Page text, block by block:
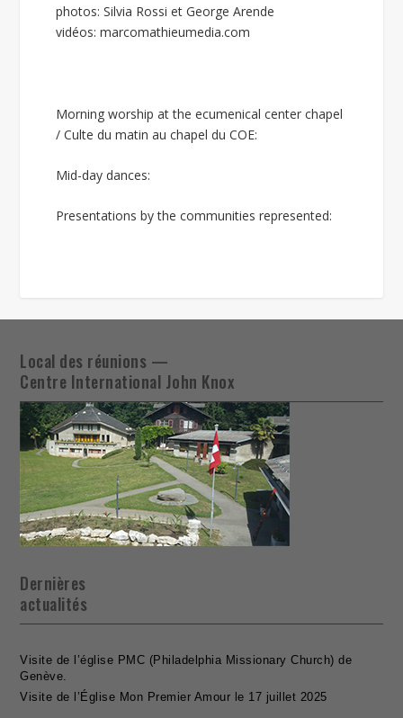
photos: Silvia Rossi et George Arende
vidéos: marcomathieumedia.com
Morning worship at the ecumenical center chapel
/ Culte du matin au chapel du COE:
Mid-day dances:
Presentations by the communities represented:
Local des réunions —
Centre International John Knox
Dernières
actualités
Visite de l’église PMC (Philadelphia Missionary Church) de
Genève.
Visite de l’Église Mon Premier Amour le 17 juillet 2025